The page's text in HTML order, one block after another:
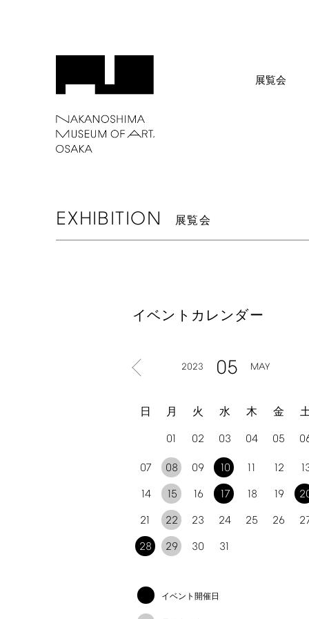
展覧会
EXHIBITION 展覧会
イベントカレンダー
2023 05 MAY
日 月 火 水 木 金
01 02 03 04 05
07 08 09 10 11 12
14 15 16 17 18 19
21 22 23 24 25 26
28 29 30 31
イベント開催日